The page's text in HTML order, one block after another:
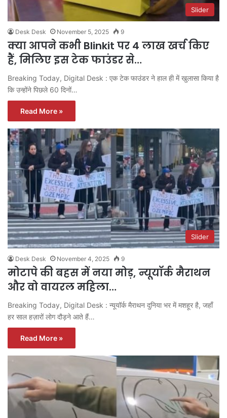
Slider
Desk Desk November 5, 2025 9
क्या आपने कभी Blinkit पर 4 लाख खर्च किए
हैं, मिलिए इस टेक फाउंडर से…
Breaking Today, Digital Desk : एक टेक फाउंडर ने हाल ही में खुलासा किया है
कि उन्होंने पिछले 60 दिनों…
Read More »
Slider
Desk Desk November 4, 2025 9
मोटापे की बहस में नया मोड़, न्यूयॉर्क मैराथन
और वो वायरल महिला…
Breaking Today, Digital Desk : न्यूयॉर्क मैराथन दुनिया भर में मशहूर है, जहाँ
हर साल हज़ारों लोग दौड़ने आते हैं…
Read More »